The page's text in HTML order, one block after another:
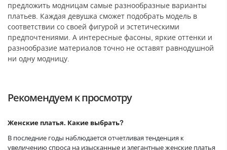
предложить модницам самые разнообразные варианты
платьев. Каждая девушка сможет подобрать модель в
соответствии со своей фигурой и эстетическими
предпочтениями. А интересные фасоны, яркие оттенки и
разнообразие материалов точно не оставят равнодушной
ни одну модницу.
Рекомендуем к просмотру
Женские платья. Какие выбрать?
В последние годы наблюдается отчетливая тенденция к
увеличению спроса на изысканные и элегантные женские платья